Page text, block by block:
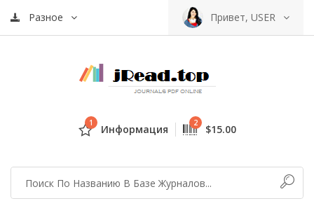
Разное Привет, USER
1 Информация 2 $15.00